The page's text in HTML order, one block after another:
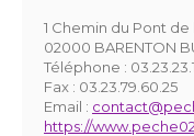
1 Chemin du Pont de
02000 BARENTON
Téléphone :
Fax : 03.23.79.60.25
Email :
https://